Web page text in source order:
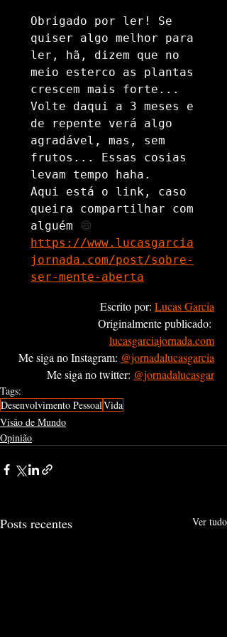
Obrigado por ler! Se
quiser algo melhor para
ler, hã, dizem que no
meio esterco as plantas
crescem mais forte...
Volte daqui a 3 meses e
de repente verá algo
agradável, mas, sem
frutos... Essas cosias
levam tempo haha.
Aqui está o link, caso
queira compartilhar com
alguém 😄
https://www.lucasgarcia
jornada.com/post/sobre-
ser-mente-aberta
Escrito por: Lucas Garcia
Originalmente publicado:
lucasgarciajornada.com
Me siga no Instagram: @jornadalucasgarcia
Me siga no twitter: @jornadalucasgar
Tags:
Desenvolvimento PessoalVida
Visão de Mundo
Opinião
Posts recentes Ver tudo